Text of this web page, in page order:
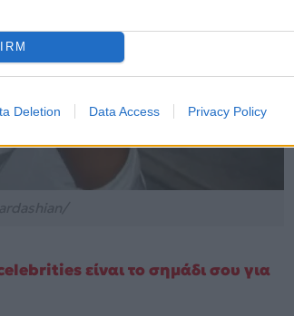
Deletion Data Access Privacy Policy
είναι το σημάδι σου για